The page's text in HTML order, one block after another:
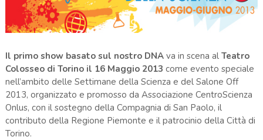
Il primo show basato sul nostro DNA va in scena alTeatro
Colosseo di Torino il 16 Maggio 2013 come evento speciale
nell’ambito delle Settimane della Scienza e del Salone Off
2013, organizzato e promosso da Associazione CentroScienza
Onlus, con il sostegno della Compagnia di San Paolo, il
contributo della Regione Piemonte e il patrocinio della Città di
Torino.